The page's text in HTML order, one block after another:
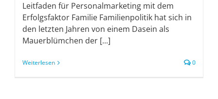
Leitfaden für Personalmarketing mit dem
Erfolgsfaktor Familie Familienpolitik hat sich in
den letzten Jahren von einem Dasein als
Mauerblümchen der [...]
Weiterlesen 0